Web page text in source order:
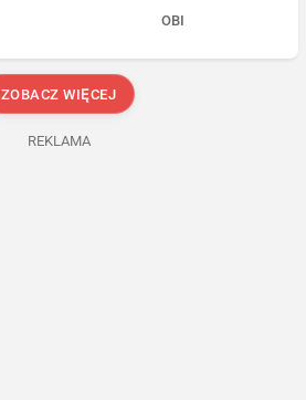
OBI
ZOBACZ WIĘCEJ
REKLAMA